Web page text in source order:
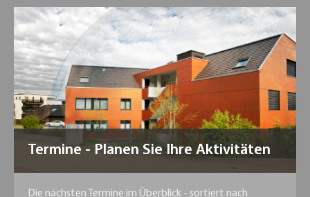
Termine - Planen Sie Ihre Aktivitäten
Die nächsten Termine im Überblick - sortiert nach